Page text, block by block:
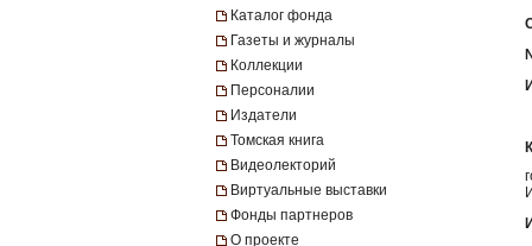
Каталог фонда
Газеты и журналы
Коллекции
Персоналии
Издатели
Томская книга
Видеолекторий
Виртуальные выставки
Фонды партнеров
О проекте